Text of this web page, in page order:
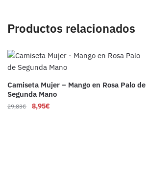
Productos relacionados
Camiseta Mujer – Mango en Rosa Palo de
Segunda Mano
29,83€ 8,95€